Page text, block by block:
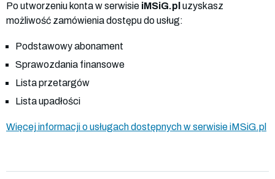
Po utworzeniu konta w serwisie iMSiG.pl uzyskasz
możliwość zamówienia dostępu do usług:
Podstawowy abonament
Sprawozdania finansowe
Lista przetargów
Lista upadłości
Więcej informacji o usługach dostępnych w serwisie iMSiG.pl